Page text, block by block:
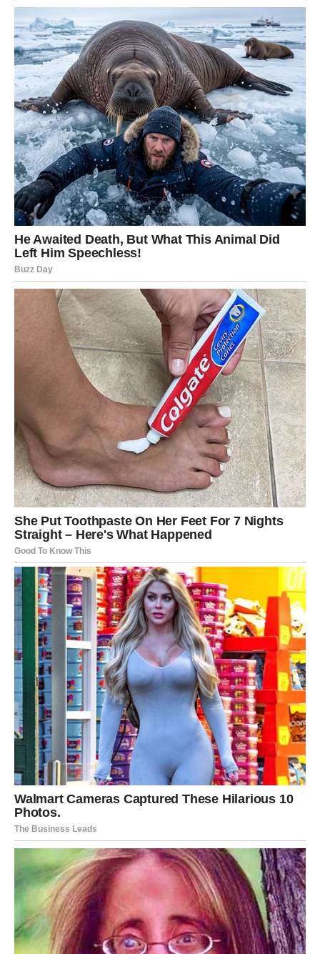
Za Ribe, februar je duboko emotivan mesec. Ovo je
period kada se snovi, intuicija i stvarnost prepliću. Jedan
susret, jedna poruka ili jedan znak od sudbine ostaje vam
zauvek u srcu.
Mnoge Ribe doživljavaju ljubavnu priču koja menja njihov
pogled na odnose. Za neke je to nova ljubav, za druge
konačno zatvaranje stare rane. Februar vam donosi
emotivno isceljenje, ali i hrabrost da verujete ponovo.
Ono što ćete pamtiti nije samo događaj, već osećaj – da
ste viđeni, shvaćeni i prihvaćeni. Ovaj mesec ostaje vam
u pamćenju kao trenutak kada ste ponovo pronašli sebe.
RAK – TRENUTAK KOJI GREJE
SRCE
Rakovi u februaru doživljavaju nešto što im vraća veru u
ljude i život. Ovo je mesec emotivne stabilnosti,
porodičnih radosti i dubokih razgovora koji menjaju
odnose.
Jedan događaj vam donosi sigurnost i osećaj pripadnosti.
Možda će to biti pomirenje, lepa vest ili potvrda da ste
voljeni više nego što ste mislili. Februar ostaje u vašem
pamćenju kao mesec kada vam je srce bilo puno.
Rak shvata da ne mora uvek da brine – ponekad život zna
sam da se pobrine za sve.